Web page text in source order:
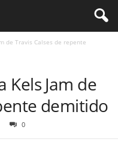
de Travis Calses de repente
Kels Jam de
demitido
0